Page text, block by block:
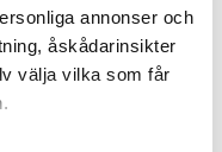
annonser och
åskådarinsikter
välja vilka som får
700 700